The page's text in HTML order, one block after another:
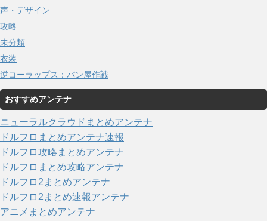
声・デザイン
攻略
未分類
衣装
逆コーラップス：パン屋作戦
おすすめアンテナ
ニューラルクラウドまとめアンテナ
ドルフロまとめアンテナ速報
ドルフロ攻略まとめアンテナ
ドルフロまとめ攻略アンテナ
ドルフロ2まとめアンテナ
ドルフロ2まとめ速報アンテナ
アニメまとめアンテナ